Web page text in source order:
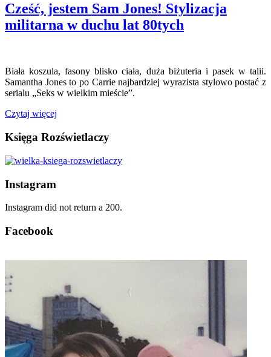
Cześć, jestem Sam Jones! Stylizacja
militarna w duchu lat 80tych
Biała koszula, fasony blisko ciała, duża biżuteria i pasek w talii.
Samantha Jones to po Carrie najbardziej wyrazista stylowo postać z
serialu „Seks w wielkim mieście”.
Czytaj więcej
Księga Rozświetlaczy
Instagram
Instagram did not return a 200.
Facebook